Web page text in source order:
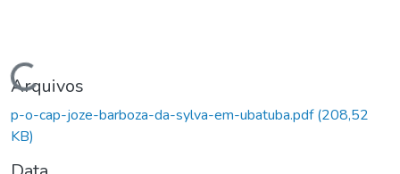
Carregando...
Arquivos
p-o-cap-joze-barboza-da-sylva-em-ubatuba.pdf(208,52
KB)